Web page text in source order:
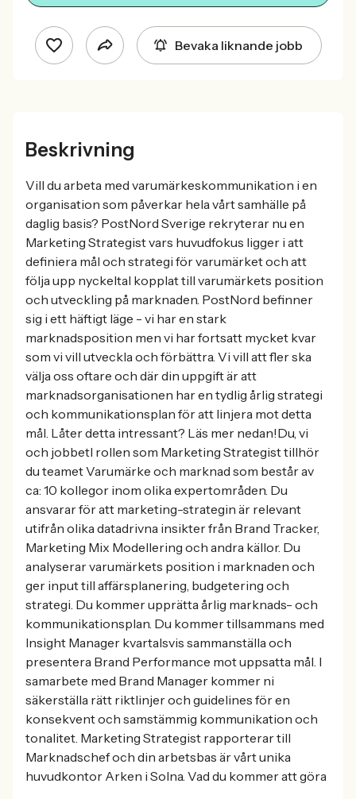
Bevaka liknande jobb
Beskrivning
Vill du arbeta med varumärkeskommunikation i en
organisation som påverkar hela vårt samhälle på
daglig basis? PostNord Sverige rekryterar nu en
Marketing Strategist vars huvudfokus ligger i att
definiera mål och strategi för varumärket och att
följa upp nyckeltal kopplat till varumärkets position
och utveckling på marknaden. PostNord befinner
sig i ett häftigt läge - vi har en stark
marknadsposition men vi har fortsatt mycket kvar
som vi vill utveckla och förbättra. Vi vill att fler ska
välja oss oftare och där din uppgift är att
marknadsorganisationen har en tydlig årlig strategi
och kommunikationsplan för att linjera mot detta
mål. Låter detta intressant? Läs mer nedan!Du, vi
och jobbetI rollen som Marketing Strategist tillhör
du teamet Varumärke och marknad som består av
ca: 10 kollegor inom olika expertområden. Du
ansvarar för att marketing-strategin är relevant
utifrån olika datadrivna insikter från Brand Tracker,
Marketing Mix Modellering och andra källor. Du
analyserar varumärkets position i marknaden och
ger input till affärsplanering, budgetering och
strategi. Du kommer upprätta årlig marknads- och
kommunikationsplan. Du kommer tillsammans med
Insight Manager kvartalsvis sammanställa och
presentera Brand Performance mot uppsatta mål. I
samarbete med Brand Manager kommer ni
säkerställa rätt riktlinjer och guidelines för en
konsekvent och samstämmig kommunikation och
tonalitet. Marketing Strategist rapporterar till
Marknadschef och din arbetsbas är vårt unika
huvudkontor Arken i Solna. Vad du kommer att göra